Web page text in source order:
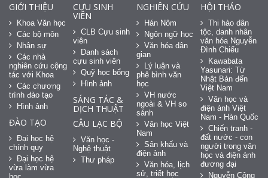
GIỚI THIỆU
Khoa Văn học
Các bộ môn
Nhân sự
Các nhà
nghiên cứu cộng
tác với Khoa
Các chương
trình đào tạo
Hình ảnh
ĐÀO TẠO
Đại học hệ
chính quy
Đại học hệ
vừa làm vừa
CỰU SINH
VIÊN
CLB Cựu sinh
viên
Danh sách
cựu sinh viên
Quỹ học bổng
Hình ảnh
SÁNG TÁC &
DỊCH THUẬT
CÂU LẠC BỘ
Văn học -
Nghệ thuật
Thư pháp
NGHIÊN CỨU
Hán Nôm
Ngôn ngữ học
Văn hóa dân
gian
Lý luận và
phê bình văn
học
VH nước
ngoài & VH so
sánh
Văn học Việt
Nam
Sân khấu và
điện ảnh
Văn hóa, lịch
sử, triết học
HỘI THẢO
Thi hào dân
tộc, danh nhân
văn hóa Nguyễn
Đình Chiểu
Kawabata
Yasunari: Từ
Nhật Bản đến
Việt Nam
Văn học và
điện ảnh Việt
Nam - Hàn Quốc
Chiến tranh -
đất nước - con
người trong văn
học và điện ảnh
đương đại
Nguyễn Công